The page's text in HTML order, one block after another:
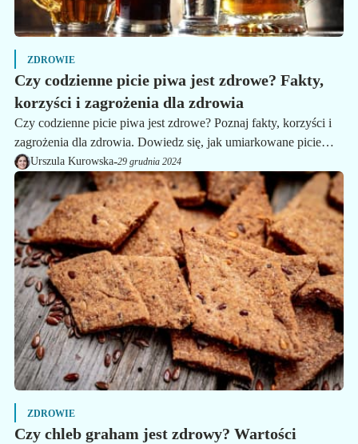
ZDROWIE
Czy codzienne picie piwa jest zdrowe? Fakty,
korzyści i zagrożenia dla zdrowia
Czy codzienne picie piwa jest zdrowe? Poznaj fakty, korzyści i
zagrożenia dla zdrowia. Dowiedz się, jak umiarkowane picie
wpływa na organizm i jakie są negatywne skutki nadużywania.
Urszula Kurowska-29 grudnia 2024
ZDROWIE
Czy chleb graham jest zdrowy? Wartości